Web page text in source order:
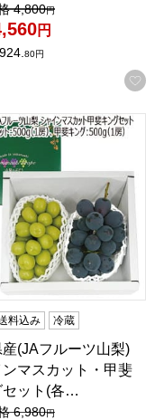
に登録する
の価格：
4,800円
円
80円
スカット・クインニ
産(JAフルーツ山梨)
料込み 冷蔵
(JAフルーツ山梨)
ンマスカット・甲斐
セット(各…
の価格：
6,980円